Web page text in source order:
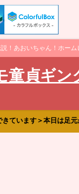
！あおいちゃん！ホーム
貞ギン
ています＞本日は足